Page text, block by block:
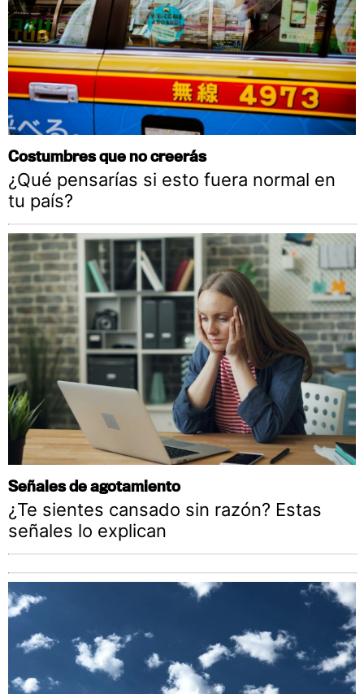
Costumbres que no creerás
¿Qué pensarías si esto fuera normal en
tu país?
Señales de agotamiento
¿Te sientes cansado sin razón? Estas
señales lo explican